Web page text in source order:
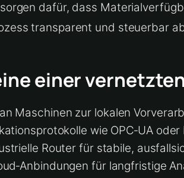
dafür, dass
transparent und steuerbar
einer
Maschinen zur lokalen
wie OPC‑UA
Router für stabile,
für langfristige